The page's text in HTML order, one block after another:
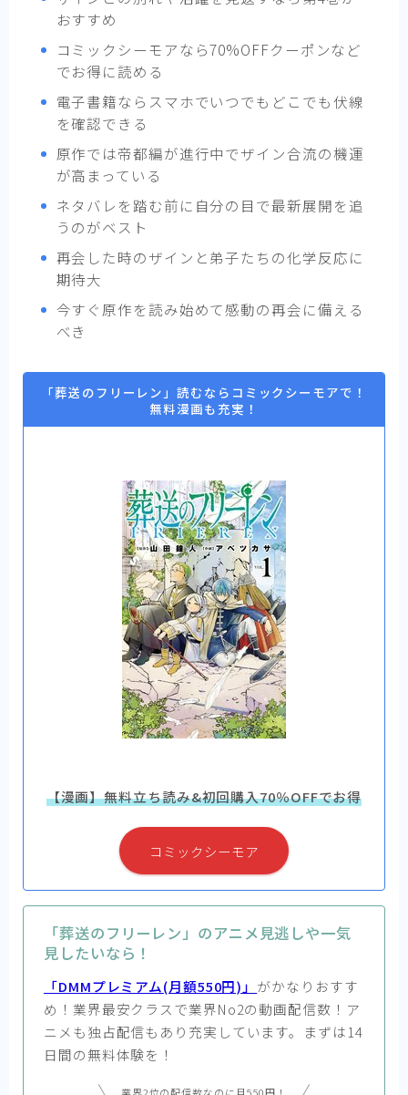
おすすめ
コミックシーモアなら70%OFFクーポンなど
でお得に読める
電子書籍ならスマホでいつでもどこでも伏線
を確認できる
原作では帝都編が進行中でザイン合流の機運
が高まっている
ネタバレを踏む前に自分の目で最新展開を追
うのがベスト
再会した時のザインと弟子たちの化学反応に
期待大
今すぐ原作を読み始めて感動の再会に備える
べき
「葬送のフリーレン」読むならコミックシーモアで！
無料漫画も充実！
【漫画】無料立ち読み&初回購入70％OFFでお得
コミックシーモア
「葬送のフリーレン」のアニメ見逃しや一気
見したいなら！
「DMMプレミアム(月額550円)」 がかなりおすす
め！業界最安クラスで業界No2の動画配信数！ア
ニメも独占配信もあり充実しています。まずは14
日間の無料体験を！